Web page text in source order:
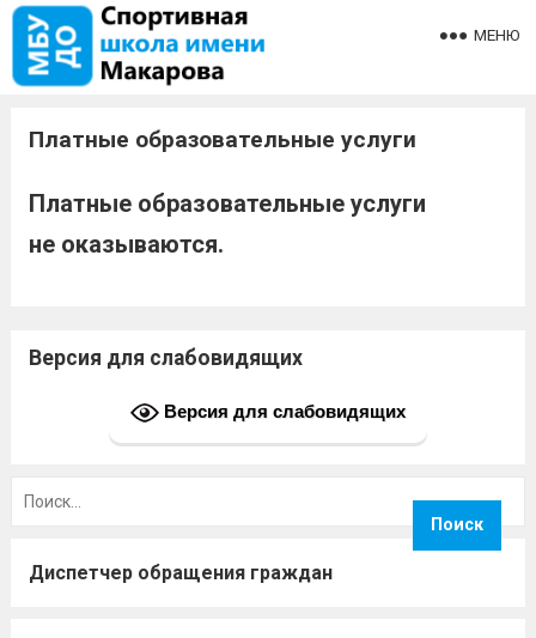
МЕНЮ
Платные образовательные услуги
Платные образовательные услуги
не оказываются.
Версия для слабовидящих
Версия для слабовидящих
Диспетчер обращения граждан